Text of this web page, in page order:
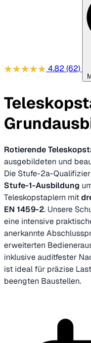
4.82 (62)
Rotierende
ausgebildeten und
Die Stufe-2a-
Stufe-1-Ausbildung
Teleskopstaplern mit
EN 1459-2. Unsere
eine intensive
anerkannte
erweiterten
inklusive auditfester
ist ideal für präzise
beengten Baustellen.